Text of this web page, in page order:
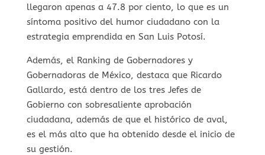
llegaron apenas a 47.8 por ciento, lo que es un
síntoma positivo del humor ciudadano con la
estrategia emprendida en San Luis Potosí.
Además, el Ranking de Gobernadores y
Gobernadoras de México, destaca que Ricardo
Gallardo, está dentro de los tres Jefes de
Gobierno con sobresaliente aprobación
ciudadana, además de que el histórico de aval,
es el más alto que ha obtenido desde el inicio de
su gestión.